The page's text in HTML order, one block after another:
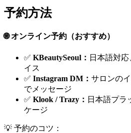
予約方法
🌐 オンライン予約（おすすめ）
✅ KBeautySeoul： 日本語対
イス
✅ Instagram DM： サロンの
でメッセージ
✅ Klook / Trazy： 日本語プラ
ケージ
💡 予約のコツ：